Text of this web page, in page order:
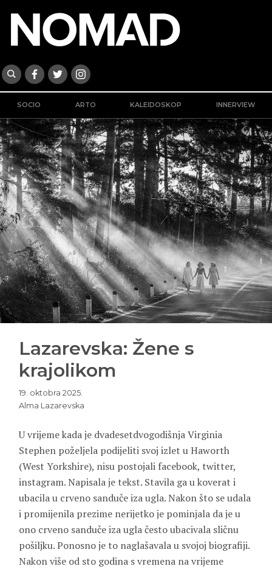
SOCIO ARTO KALEIDOSKOP INNERVIEW
Lazarevska: Žene s
krajolikom
19. oktobra 2025.
Alma Lazarevska
U vrijeme kada je dvadesetdvogodišnja Virginia
Stephen poželjela podijeliti svoj izlet u Haworth
(West Yorkshire), nisu postojali facebook, twitter,
instagram. Napisala je tekst. Stavila ga u koverat i
ubacila u crveno sanduče iza ugla. Nakon što se udala
i promijenila prezime nerijetko je pominjala da je u
ono crveno sanduče iza ugla često ubacivala sličnu
pošiljku. Ponosno je to naglašavala u svojoj biografiji.
Nakon više od sto godina s vremena na vrijeme